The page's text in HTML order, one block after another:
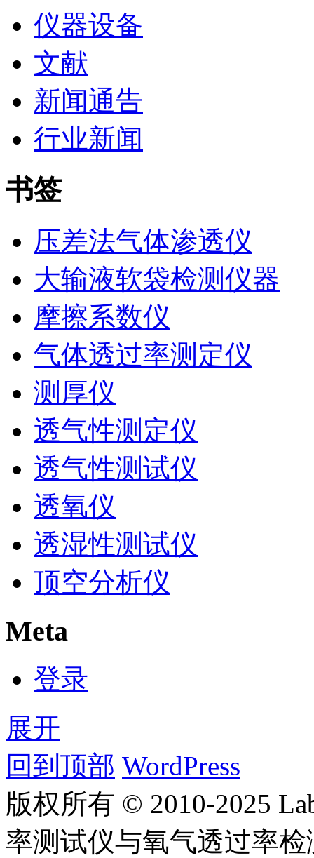
仪器设备
文献
新闻通告
行业新闻
书签
压差法气体渗透仪
大输液软袋检测仪器
摩擦系数仪
气体透过率测定仪
测厚仪
透气性测定仪
透气性测试仪
透氧仪
透湿性测试仪
顶空分析仪
Meta
登录
展开
回到顶部 WordPress
版权所有 © 2010-2025
率测试仪与氧气透过率